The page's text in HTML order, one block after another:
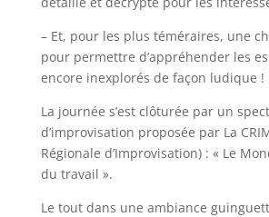
– Et, pour les plus téméraires, une
pour permettre d’appréhender les
encore inexplorés de façon ludique !
La journée s’est clôturée par un
d’improvisation proposée par La
Régionale d’Improvisation) : « Le
du travail ».
Le tout dans une ambiance